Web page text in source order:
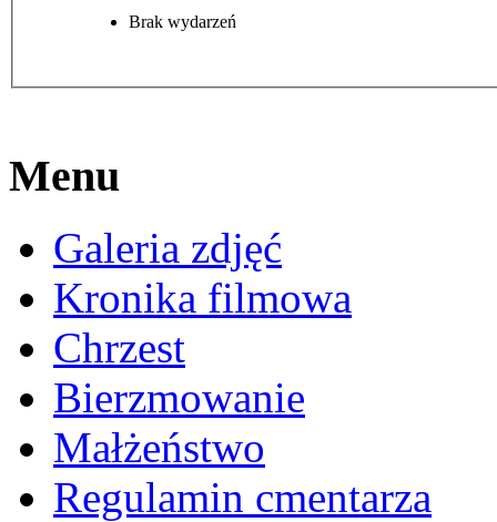
Brak wydarzeń
Menu
Galeria zdjęć
Kronika filmowa
Chrzest
Bierzmowanie
Małżeństwo
Regulamin cmentarza